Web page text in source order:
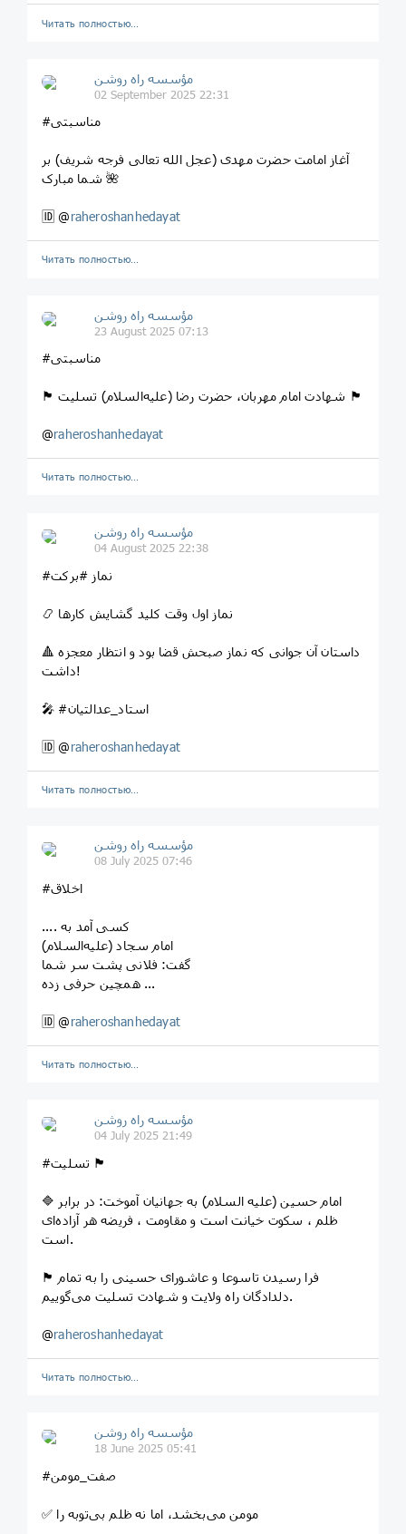
Читать полностью…
مؤسسه راه روشن
02 September 2025 22:31
#مناسبتی
آغاز امامت حضرت مهدی (عجل الله تعالی فرجه شریف) بر
شما مبارک 🌺
🆔 @raheroshanhedayat
Читать полностью…
مؤسسه راه روشن
23 August 2025 07:13
#مناسبتی
🏴 شهادت امام مهربان، حضرت رضا (علیه‌السلام) تسلیت 🏴
@raheroshanhedayat
Читать полностью…
مؤسسه راه روشن
04 August 2025 22:38
#نماز #برکت
📿 نماز اول وقت کلید گشایش کارها
🔺 داستان آن جوانی که نماز صبحش قضا بود و انتظار معجزه
داشت!
🎤 #استاد_عدالتیان
🆔 @raheroshanhedayat
Читать полностью…
مؤسسه راه روشن
08 July 2025 07:46
#اخلاق
.... کسی آمد به
امام سجاد (علیه‌السلام)
گفت: فلانی پشت سر شما
همچین حرفی زده ...
🆔 @raheroshanhedayat
Читать полностью…
مؤسسه راه روشن
04 July 2025 21:49
#تسلیت 🏴
🔷 امام حسین (علیه السلام) به جهانیان آموخت: در برابر
ظلم ، سکوت خیانت است و مقاومت ، فریضه هر آزاده‌ای
است.
🏴 فرا رسیدن تاسوعا و عاشورای حسینی را به تمام
دلدادگان راه ولایت و شهادت تسلیت می‌گوییم.
@raheroshanhedayat
Читать полностью…
مؤسسه راه روشن
18 June 2025 05:41
#صفت_مومن
✅ مومن می‌بخشد، اما نه ظلم بی‌توبه را